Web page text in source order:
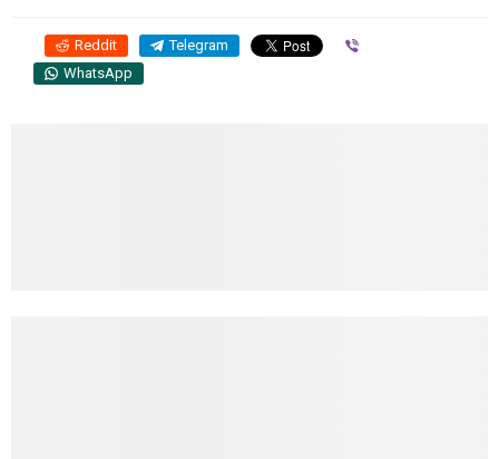
Reddit Telegram
WhatsApp